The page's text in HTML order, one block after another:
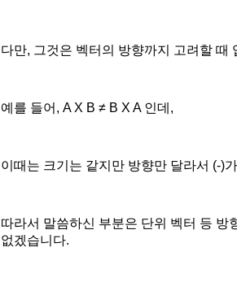
다만, 그것은 벡터의 방향까지 고려할 때
예를 들어, A X B ≠ B X A 인데,
이때는 크기는 같지만 방향만 달라서 (-)
따라서 말씀하신 부분은 단위 벡터 등
없겠습니다.